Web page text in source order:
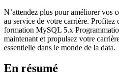
N’attendez plus pour améliorer vos
au service de votre carrière. Profitez
formation MySQL 5.x
maintenant et propulsez votre
essentielle dans le monde de la data.
En résumé